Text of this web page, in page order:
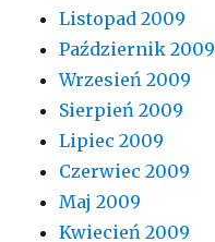
Listopad 2009
Październik 2009
Wrzesień 2009
Sierpień 2009
Lipiec 2009
Czerwiec 2009
Maj 2009
Kwiecień 2009